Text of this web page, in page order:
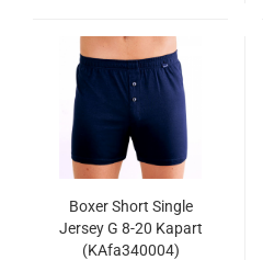
Boxer Short Single
Jersey G 8-20 Kapart
(KAfa340004)